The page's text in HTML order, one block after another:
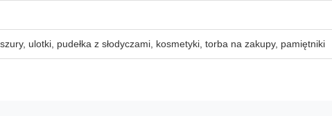
ulotki, pudełka z słodyczami, kosmetyki, torba na zakupy, pamiętniki